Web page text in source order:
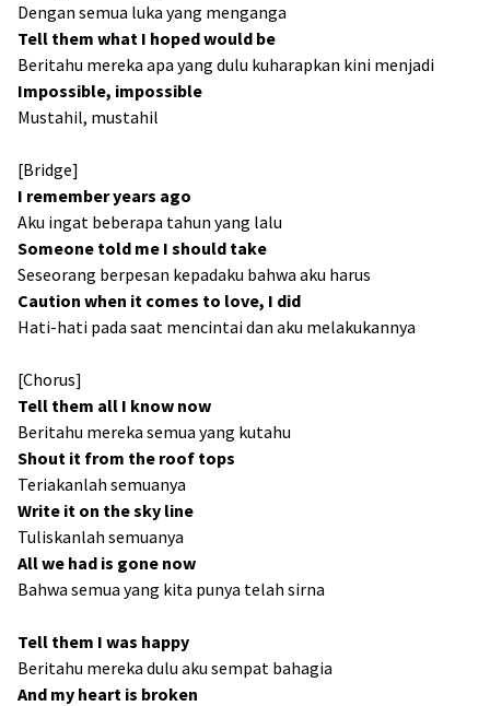
Dengan semua luka yang menganga
Tell them what I hoped would be
Beritahu mereka apa yang dulu kuharapkan kini menjadi
Impossible, impossible
Mustahil, mustahil
[Bridge]
I remember years ago
Aku ingat beberapa tahun yang lalu
Someone told me I should take
Seseorang berpesan kepadaku bahwa aku harus
Caution when it comes to love, I did
Hati-hati pada saat mencintai dan aku melakukannya
[Chorus]
Tell them all I know now
Beritahu mereka semua yang kutahu
Shout it from the roof tops
Teriakanlah semuanya
Write it on the sky line
Tuliskanlah semuanya
All we had is gone now
Bahwa semua yang kita punya telah sirna
Tell them I was happy
Beritahu mereka dulu aku sempat bahagia
And my heart is broken